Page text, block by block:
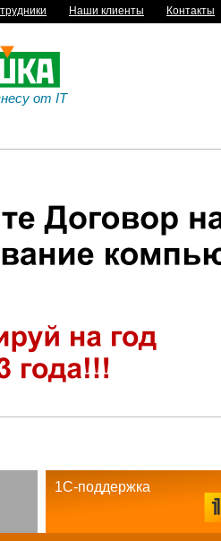
Наши клиенты Контакты
от IT
1С-поддержка